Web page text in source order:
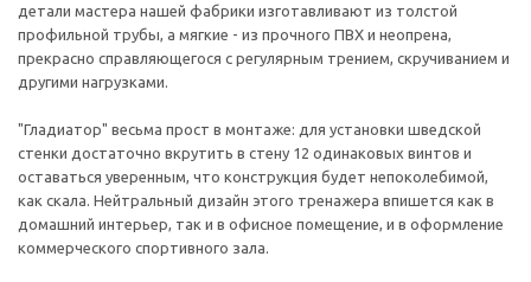
детали мастера нашей фабрики изготавливают из толстой
профильной трубы, а мягкие - из прочного ПВХ и неопрена,
прекрасно справляющегося с регулярным трением, скручиванием и
другими нагрузками.
"Гладиатор" весьма прост в монтаже: для установки шведской
стенки достаточно вкрутить в стену 12 одинаковых винтов и
оставаться уверенным, что конструкция будет непоколебимой,
как скала. Нейтральный дизайн этого тренажера впишется как в
домашний интерьер, так и в офисное помещение, и в оформление
коммерческого спортивного зала.